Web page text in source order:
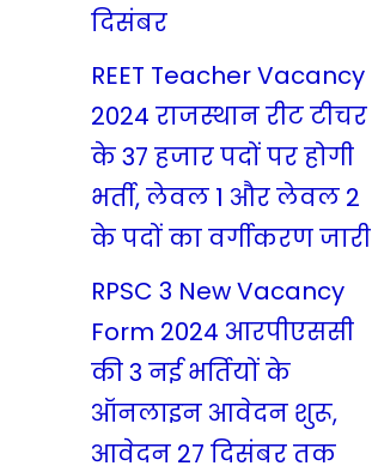
दिसंबर
REET Teacher Vacancy
2024 राजस्थान रीट टीचर
के 37 हजार पदों पर होगी
भर्ती, लेवल 1 और लेवल 2
के पदों का वर्गीकरण जारी
RPSC 3 New Vacancy
Form 2024 आरपीएससी
की 3 नई भर्तियों के
ऑनलाइन आवेदन शुरू,
आवेदन 27 दिसंबर तक